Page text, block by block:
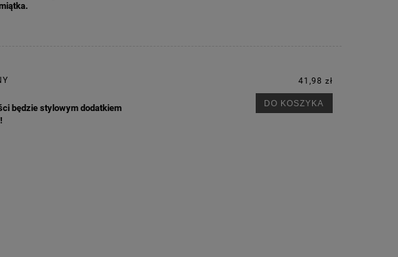
będzie stylowym dodatkiem
41,98 zł
DO KOSZYKA